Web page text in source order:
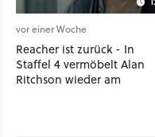
vor einer Woche
Reacher ist zurück - In
Staffel 4 vermöbelt Alan
Ritchson wieder am